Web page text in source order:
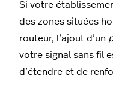
Si votre
des zones situées
routeur, l’ajout d’un
votre signal sans fil
d’étendre et de